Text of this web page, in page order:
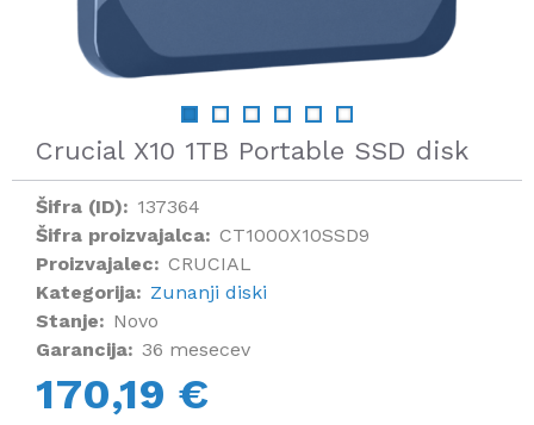
Crucial X10 1TB Portable SSD disk
Šifra (ID): 137364
Šifra proizvajalca: CT1000X10SSD9
Proizvajalec: CRUCIAL
Kategorija: Zunanji diski
Stanje: Novo
Garancija: 36 mesecev
170,19 €